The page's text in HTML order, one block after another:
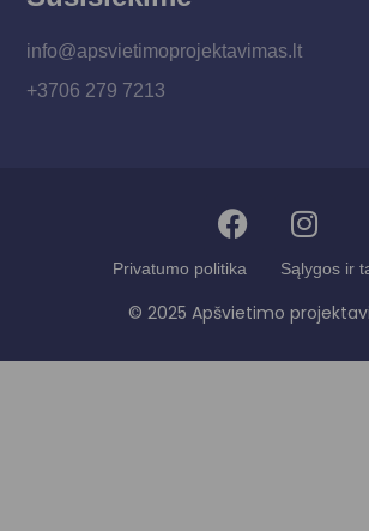
info@apsvietimoprojektavimas.lt
+3706 279 7213
Privatumo politika Sąlygos ir
© 2025 Apšvietimo